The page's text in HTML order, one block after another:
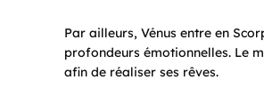
Par ailleurs, Vénus entre en
profondeurs émotionnelles. Le
afin de réaliser ses rêves.